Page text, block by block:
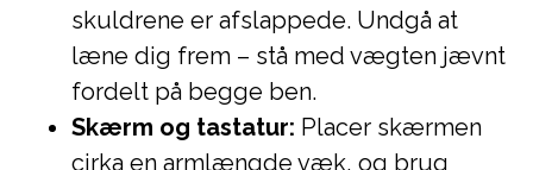
skuldrene er afslappede. Undgå at
læne dig frem – stå med vægten jævnt
fordelt på begge ben.
Skærm og tastatur: Placer skærmen
cirka en armlængde væk, og brug